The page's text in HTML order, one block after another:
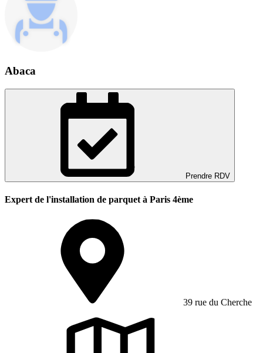
Abaca
Prendre RDV
Expert de l'installation de parquet à Paris 4ème
39 rue du Cherche